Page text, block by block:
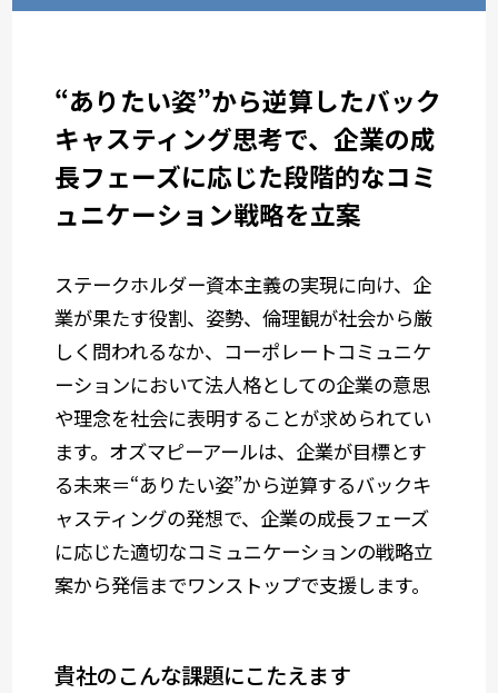
ル
“ありたい姿”から逆算したバック
キャスティング思考で、企業の成
長フェーズに応じた段階的なコミ
ュニケーション戦略を立案
ステークホルダー資本主義の実現に向け、企
業が果たす役割、姿勢、倫理観が社会から厳
しく問われるなか、コーポレートコミュニケ
ーションにおいて法人格としての企業の意思
や理念を社会に表明することが求められてい
ます。オズマピーアールは、企業が目標とす
る未来＝“ありたい姿”から逆算するバックキ
ャスティングの発想で、企業の成長フェーズ
に応じた適切なコミュニケーションの戦略立
案から発信までワンストップで支援します。
貴社のこんな課題にこたえます